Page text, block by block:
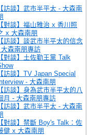
【訪談】武市半平太 - 大森南
【對談】福山雅治 x 香川照
x 大森南朋
【訪談】談武市半平太的信念
森南朋專訪
【對談】土佐勤王黨 Talk
【訪談】TV Japan Special
- 大森南朋
【訪談】身為武市半平太的八
月 - 大森南朋專訪
【訪談】武市半平太 - 大森南
【對談】禁斷 Boy's Talk：佐
健 x 大森南朋